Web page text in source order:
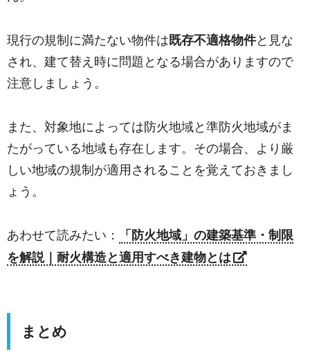
現行の規制に満たない物件は 既存不適格物件と見な
され、建て替え時に問題となる場合がありますので
注意しましょう。
また、対象地によっては防火地域と準防火地域がま
たがっている地域も存在します。その場合、より厳
しい地域の規制が適用されることを覚えておきまし
ょう。
あわせて読みたい：
「防火地域」の建築基準・制限
を解説｜耐火構造と適用すべき建物とは
まとめ